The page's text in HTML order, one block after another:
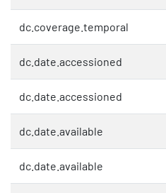
dc.coverage.temporal
dc.date.accessioned
dc.date.accessioned
dc.date.available
dc.date.available